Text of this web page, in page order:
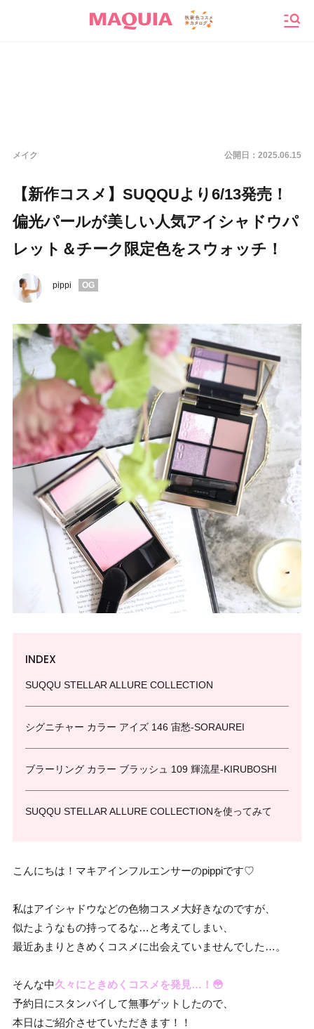
メイク 公開日： 2025.06.15
【新作コスメ】SUQQUより6/13発売！
偏光パールが美しい人気アイシャドウパ
レット＆チーク限定色をスウォッチ！
pippi OG
INDEX
SUQQU STELLAR ALLURE COLLECTION
シグニチャー カラー アイズ 146 宙愁-SORAUREI
ブラーリング カラー ブラッシュ 109 輝流星-KIRUBOSHI
SUQQU STELLAR ALLURE COLLECTIONを使ってみて
こんにちは！マキアインフルエンサーのpippiです♡
私はアイシャドウなどの色物コスメ大好きなのですが、
似たようなもの持ってるな…と考えてしまい、
最近あまりときめくコスメに出会えていませんでした…。
そんな中久々にときめくコスメを発見…！😳
予約日にスタンバイして無事ゲットしたので、
本日はご紹介させていただきます！！